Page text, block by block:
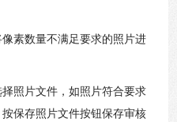
素数量不满足要求的照片进
照片文件，如照片符合要求
保存照片文件按钮保存审核